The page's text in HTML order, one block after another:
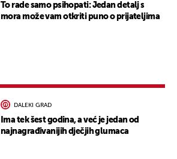
To rade samo psihopati: Jedan detalj s
mora može vam otkriti puno o prijateljima
DALEKI GRAD
Ima tek šest godina, a već je jedan od
najnagrađivanijih dječjih glumaca